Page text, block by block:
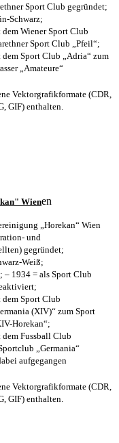
Sport Club gegründet;
Schwarz;
Wiener Sport Club
Sport Club „Pfeil“;
Sport Club „Adria“ zum
„Amateure“
Vektorgrafikformate (CDR,
GIF) enthalten.
Wienen
„Horekan“ Wien
und
gegründet;
Weiß;
– 1934 = als Sport Club
Sport Club
(XIV)“ zum Sport
Horekan“;
Fussball Club
„Germania“
aufgegangen
Vektorgrafikformate (CDR,
GIF) enthalten.